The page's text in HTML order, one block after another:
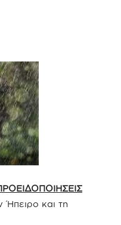
Ήπειρο και τη